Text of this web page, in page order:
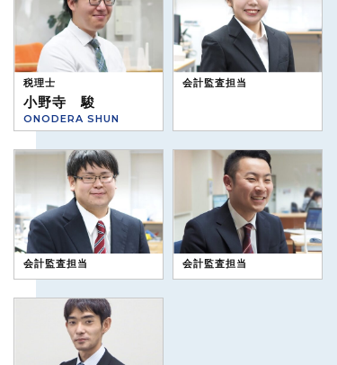
税理士
小野寺 駿
ONODERA SHUN
会計監査担当
会計監査担当 会計監査担当